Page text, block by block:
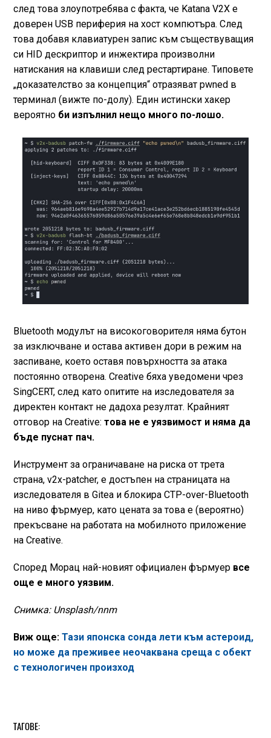
след това злоупотребява с факта, че Katana V2X е
доверен USB периферия на хост компютъра. След
това добавя клавиатурен запис към съществуващия
си HID дескриптор и инжектира произволни
натискания на клавиши след рестартиране. Типовете
„доказателство за концепция“ отразяват pwned в
терминал (вижте по-долу). Един истински хакер
вероятно би изпълнил нещо много по-лошо.
Bluetooth модулът на високоговорителя няма бутон
за изключване и остава активен дори в режим на
заспиване, което оставя повърхността за атака
постоянно отворена. Creative бяха уведомени чрез
SingCERT, след като опитите на изследователя за
директен контакт не дадоха резултат. Крайният
отговор на Creative: това не е уязвимост и няма да
бъде пуснат пач.
Инструмент за ограничаване на риска от трета
страна, v2x-patcher, е достъпен на страницата на
изследователя в Gitea и блокира CTP-over-Bluetooth
на ниво фърмуер, като цената за това е (вероятно)
прекъсване на работата на мобилното приложение
на Creative.
Според Морац най-новият официален фърмуер все
още е много уязвим.
Снимка: Unsplash/nnm
Виж още: Тази японска сонда лети към астероид,
но може да преживее неочаквана среща с обект
с технологичен произход
ТАГОВЕ: